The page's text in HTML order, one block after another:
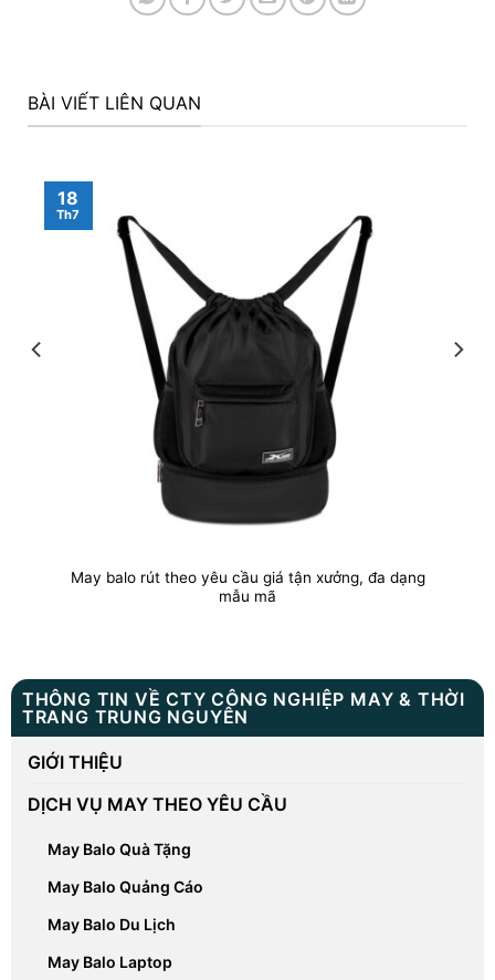
THÔNG TIN VỀ CTY CÔNG NGHIỆP MAY & THỜI
TRANG TRUNG NGUYÊN
GIỚI THIỆU
DỊCH VỤ MAY THEO YÊU CẦU
May Balo Quà Tặng
May Balo Quảng Cáo
May Balo Du Lịch
May Balo Laptop
BÀI VIẾT LIÊN QUAN
May balo rút theo yêu cầu giá tận xưởng, đa dạng
mẫu mã
18
Th7